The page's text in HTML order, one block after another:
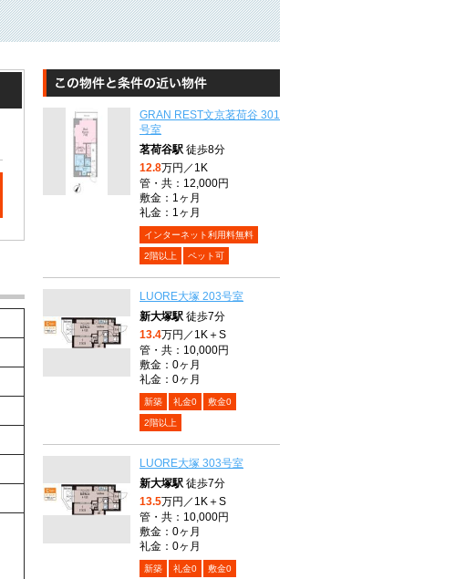
GRAN REST文京茗荷谷 301
号室
茗荷谷駅 徒歩8分
12.8万円／1K
管・共：12,000円
敷金：1ヶ月
礼金：1ヶ月
インターネット利用料無料
2階以上 ペット可
LUORE大塚 203号室
新大塚駅 徒歩7分
13.4万円／1K＋S
管・共：10,000円
敷金：0ヶ月
礼金：0ヶ月
新築 礼金0 敷金0
2階以上
LUORE大塚 303号室
新大塚駅 徒歩7分
13.5万円／1K＋S
管・共：10,000円
敷金：0ヶ月
礼金：0ヶ月
新築 礼金0 敷金0